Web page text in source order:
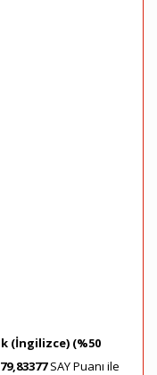
(İngilizce) (%50
SAY Puanı ile